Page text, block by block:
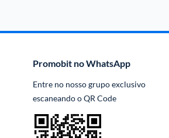
Promobit no WhatsApp
Entre no nosso grupo exclusivo
escaneando o QR Code